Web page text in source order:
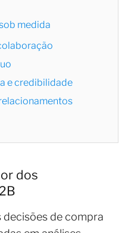
medida
e credibilidade
dos
decisões de compra